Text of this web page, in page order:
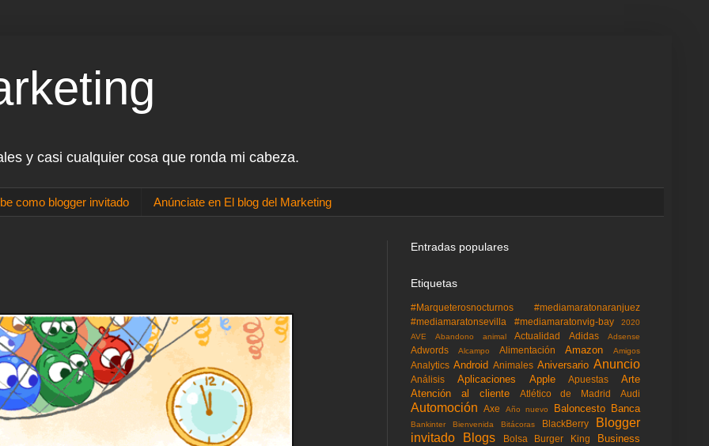
y casi cualquier cosa que ronda mi cabeza.
como blogger invitado Anúnciate en El blog del Marketing
Entradas populares
Etiquetas
#Marqueterosnocturnos
#mediamaratonaranjuez
#mediamaratonsevilla
#mediamaratonvig-bay
2020
AVE
Abandono animal Actualidad Adidas Adsense
Adwords Alcampo Alimentación Amazon Amigos
Analytics Android Animales Aniversario Anuncio
Análisis Aplicaciones Apple Apuestas
Arte
Atención al cliente
Atlético de Madrid Audi
Automoción Axe Año nuevo Baloncesto Banca
Bankinter Bienvenida Bitácoras BlackBerry
Blogger
invitado
Blogs Bolsa Burger King
Business